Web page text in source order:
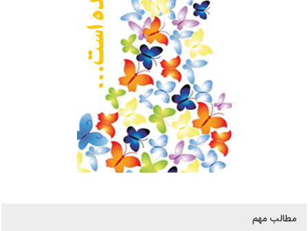
مطالب مهم